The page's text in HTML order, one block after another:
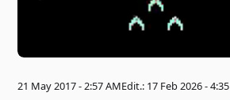
21 May 2017 - 2:57 AMEdit.: 17 Feb 2026 -